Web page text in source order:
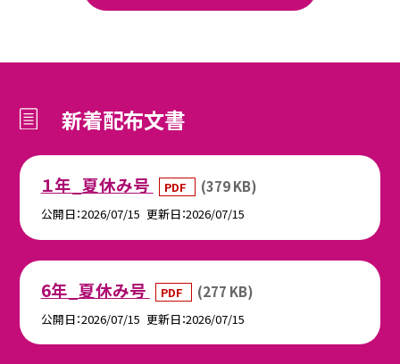
新着配布文書
１年_夏休み号 PDF (379 KB)
公開日 2026/07/15 更新日 2026/07/15
6年_夏休み号 PDF (277 KB)
公開日 2026/07/15 更新日 2026/07/15